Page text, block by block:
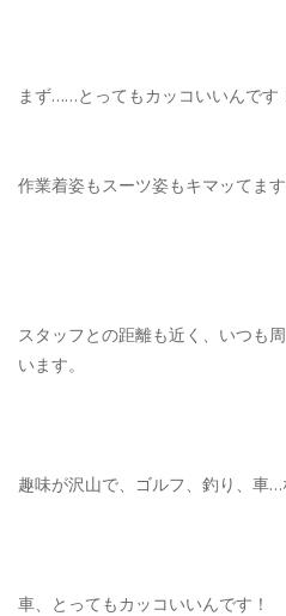
まず……とってもカッコいいんです
作業着姿もスーツ姿もキマッてます
スタッフとの距離も近く、いつも
います。
趣味が沢山で、ゴルフ、釣り、車
車、とってもカッコいいんです！